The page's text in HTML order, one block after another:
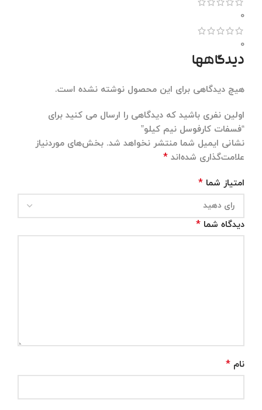
0
0
دیدگاهها
هیچ دیدگاهی برای این محصول نوشته نشده است.
اولین نفری باشید که دیدگاهی را ارسال می کنید برای
“فسفات کارفوسل نیم کیلو”
نشانی ایمیل شما منتشر نخواهد شد. بخش‌های موردنیاز
علامت‌گذاری شده‌اند *
امتیاز شما *
دیدگاه شما *
نام *